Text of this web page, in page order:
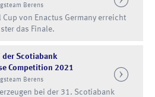
Berens
von Enactus Germany erreicht
das Finale.
der Scotiabank
Competition 2021
Berens
bei der 31. Scotiabank